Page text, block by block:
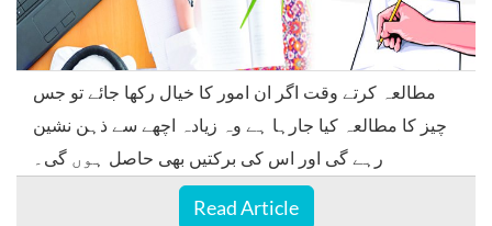
مطالعہ کرتے وقت اگر ان امور کا خیال رکھا جائے تو جس
چیز کا مطالعہ کیا جارہا ہے وہ زیادہ اچھے سے ذہن نشین
رہے گی اور اس کی برکتیں بھی حاصل ہوں گی۔
Read Article